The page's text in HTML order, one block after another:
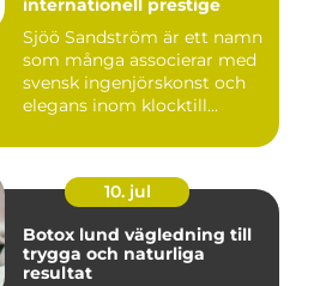
internationell prestige
Sjöö Sandström är ett namn
som många associerar med
svensk ingenjörskonst och
elegans inom klocktill...
10. jul
Botox lund vägledning till
trygga och naturliga
resultat